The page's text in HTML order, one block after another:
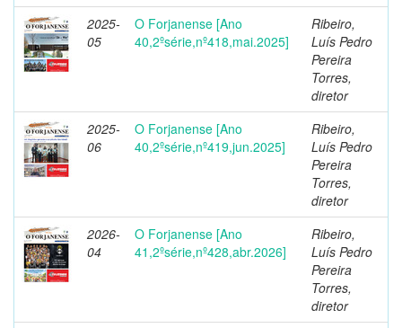
2025-
05
O Forjanense [Ano
40,2ºsérie,nº418,mai.2025]
Ribeiro,
Luís Pedro
Pereira
Torres,
diretor
2025-
06
O Forjanense [Ano
40,2ºsérie,nº419,jun.2025]
Ribeiro,
Luís Pedro
Pereira
Torres,
diretor
2026-
04
O Forjanense [Ano
41,2ºsérie,nº428,abr.2026]
Ribeiro,
Luís Pedro
Pereira
Torres,
diretor